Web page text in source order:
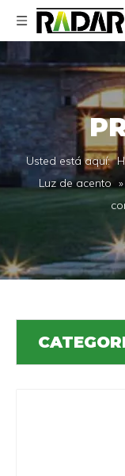
Usted está aquí:
Luz de acento »